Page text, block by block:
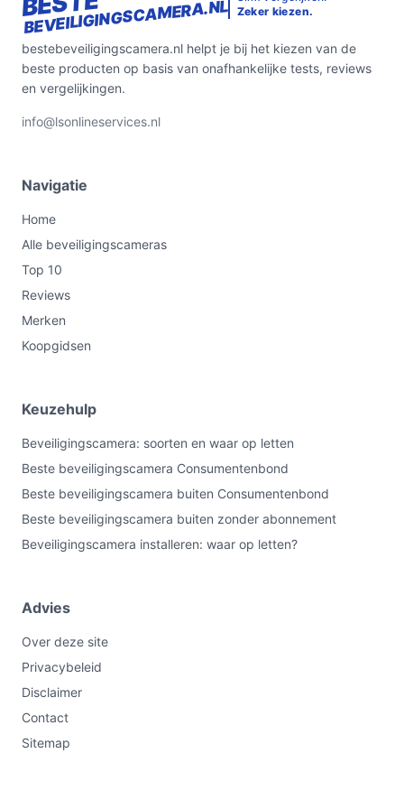
bevestigingsmateriaal aanwezig is.
Bekijk varianten en actuele prijzen op
bestebeveiligingscamera.nl voordat je kiest.
BEVEILIGINGSCAMERA.NL Zeker kiezen.
bestebeveiligingscamera.nl helpt je bij het kiezen van de
beste producten op basis van onafhankelijke tests, reviews
en vergelijkingen.
info@lsonlineservices.nl
Navigatie
Home
Alle beveiligingscameras
Top 10
Reviews
Merken
Koopgidsen
Keuzehulp
Beveiligingscamera: soorten en waar op letten
Beste beveiligingscamera Consumentenbond
Beste beveiligingscamera buiten Consumentenbond
Beste beveiligingscamera buiten zonder abonnement
Beveiligingscamera installeren: waar op letten?
Advies
Over deze site
Privacybeleid
Disclaimer
Contact
Sitemap